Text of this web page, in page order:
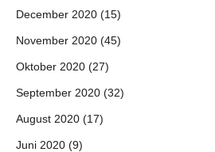
December 2020 (15)
November 2020 (45)
Oktober 2020 (27)
September 2020 (32)
August 2020 (17)
Juni 2020 (9)